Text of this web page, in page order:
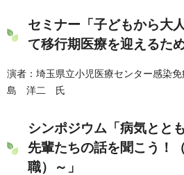
セミナー「子どもから大
て移行期医療を迎えるため
演者：埼玉県立小児医療センター感染
島 洋二 氏
シンポジウム「病気とと
先輩たちの話を聞こう！
職）～」